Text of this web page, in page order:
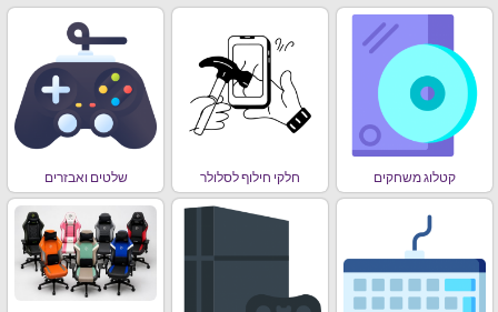
קטלוג משחקים חלקי חילוף לסלולר שלטים ואבזרים